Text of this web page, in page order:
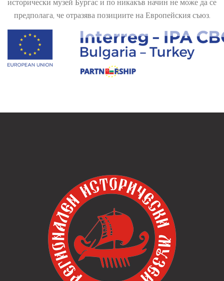
предполага, че отразява позициите на Европейския съюз.